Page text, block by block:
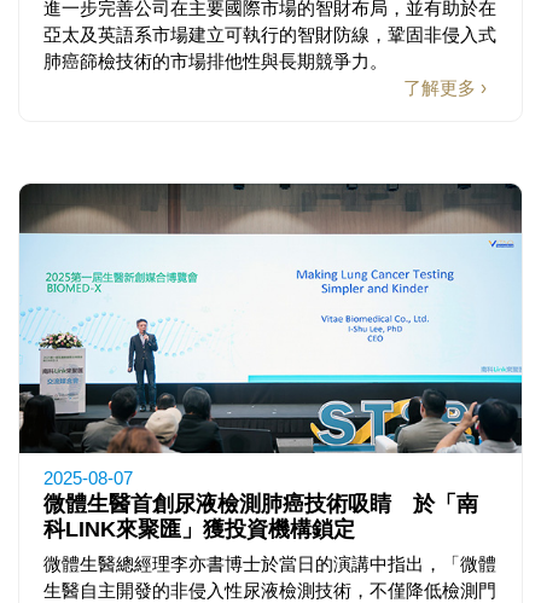
進一步完善公司在主要國際市場的智財布局，並有助於在
亞太及英語系市場建立可執行的智財防線，鞏固非侵入式
肺癌篩檢技術的市場排他性與長期競爭力。
了解更多 ›
2025-08-07
微體生醫首創尿液檢測肺癌技術吸睛 於「南
科LINK來聚匯」獲投資機構鎖定
微體生醫總經理李亦書博士於當日的演講中指出，「微體
生醫自主開發的非侵入性尿液檢測技術，不僅降低檢測門